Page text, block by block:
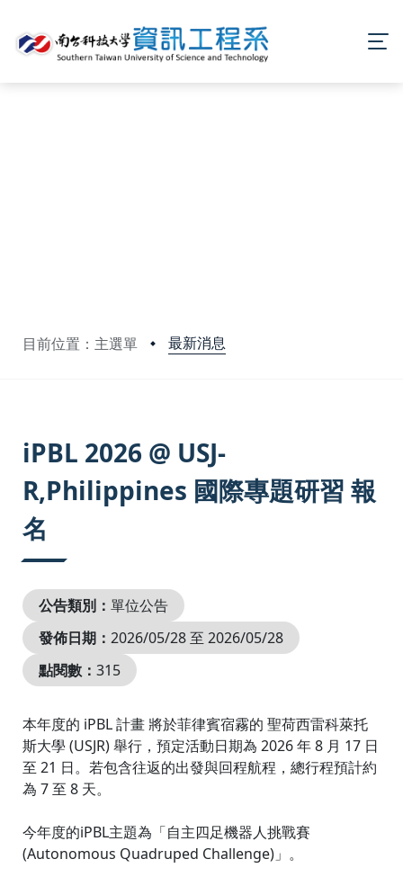
目前位置：主選單 最新消息
iPBL 2026 @ USJ-
R,Philippines 國際專題研習 報
名
公告類別： 單位公告
發佈日期： 2026/05/28 至 2026/05/28
點閱數： 315
本年度的 iPBL 計畫 將於菲律賓宿霧的 聖荷西雷科萊托
斯大學 (USJR) 舉行，預定活動日期為 2026 年 8 月 17 日
至 21 日。若包含往返的出發與回程航程，總行程預計約
為 7 至 8 天。
今年度的iPBL主題為「自主四足機器人挑戰賽
(Autonomous Quadruped Challenge)」。